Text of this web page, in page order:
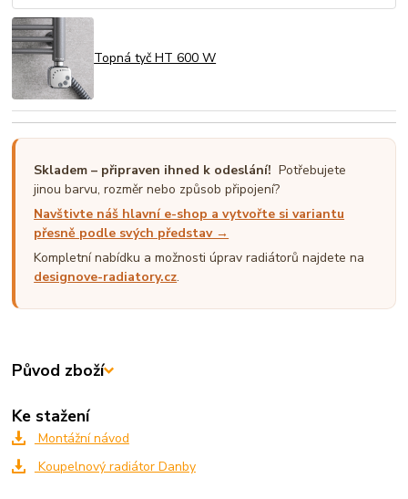
Topná tyč HT 600 W
Skladem – připraven ihned k odeslání! Potřebujete
jinou barvu, rozměr nebo způsob připojení?
Navštivte náš hlavní e-shop a vytvořte si variantu
přesně podle svých představ →
Kompletní nabídku a možnosti úprav radiátorů najdete na
designove-radiatory.cz.
Původ zboží
Ke stažení
Montážní návod
Koupelnový radiátor Danby